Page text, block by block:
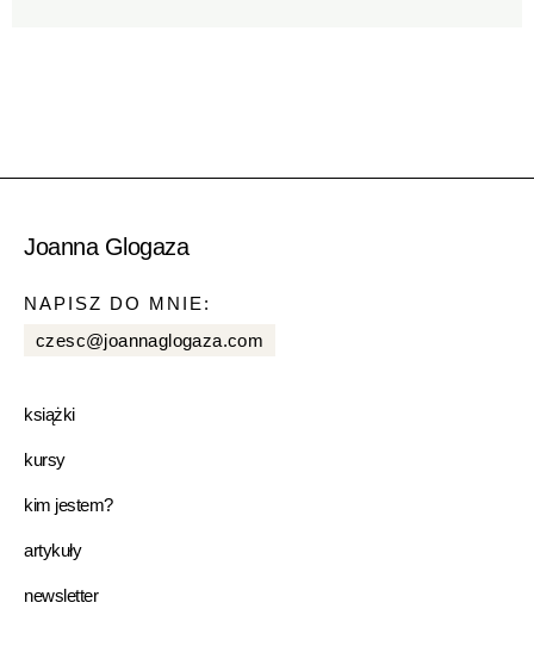
Joanna Glogaza
NAPISZ DO MNIE:
czesc@joannaglogaza.com
książki
kursy
kim jestem?
artykuły
newsletter